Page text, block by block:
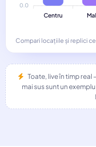
0.0
Centru
Compari locațiile și replici
Toate, live în timp
mai sus sunt un